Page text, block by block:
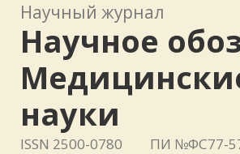
Научный журнал
Научное
науки
ISSN 2500-0780 ПИ №ФС77-